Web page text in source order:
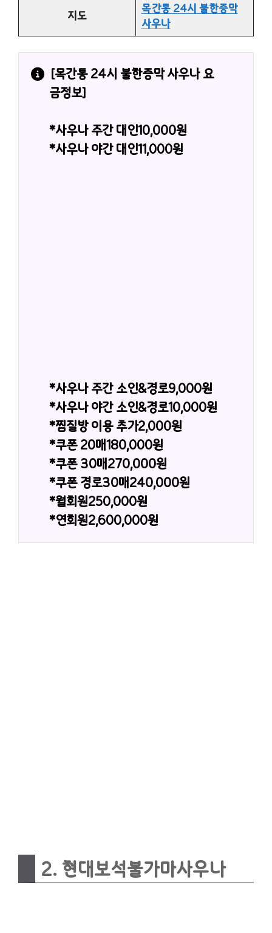
지도
목간통 24시 불한증막
사우나
[목간통 24시 불한증막 사우나 요
금정보]
*사우나 주간 대인10,000원
*사우나 야간 대인11,000원
*사우나 주간 소인&경로9,000원
*사우나 야간 소인&경로10,000원
*찜질방 이용 추가2,000원
*쿠폰 20매180,000원
*쿠폰 30매270,000원
*쿠폰 경로30매240,000원
*월회원250,000원
*연회원2,600,000원
2. 현대보석불가마사우나